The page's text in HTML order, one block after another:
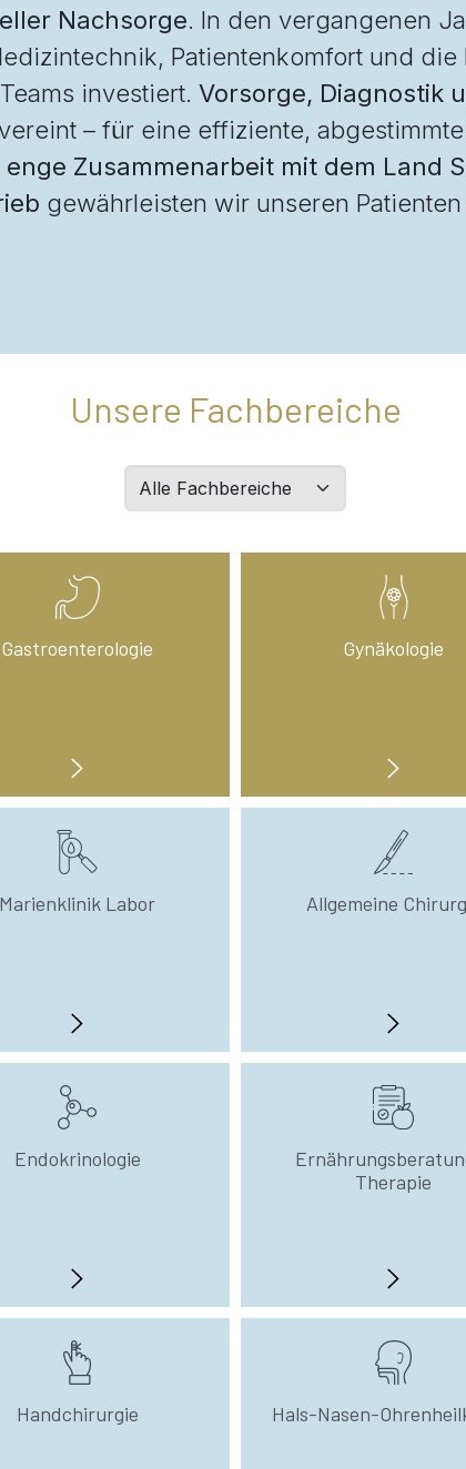
Nachsorge. In den vergangenen
Patientenkomfort und
investiert. Vorsorge, Diagnostik
– für eine effiziente,
enge Zusammenarbeit mit dem Land
gewährleisten wir unseren
Unsere Fachbereiche
Filtern
nach
Gastroenterologie Gynäkologie
Marienklinik Labor Allgemeine
Endokrinologie
Therapie
Handchirurgie Hals-Nasen-